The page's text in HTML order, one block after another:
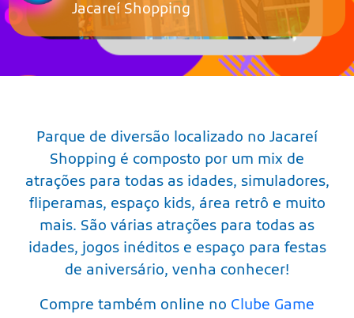
Jacareí Shopping
Parque de diversão localizado no Jacareí
Shopping é composto por um mix de
atrações para todas as idades, simuladores,
fliperamas, espaço kids, área retrô e muito
mais. São várias atrações para todas as
idades, jogos inéditos e espaço para festas
de aniversário, venha conhecer!
Compre também online no Clube Game